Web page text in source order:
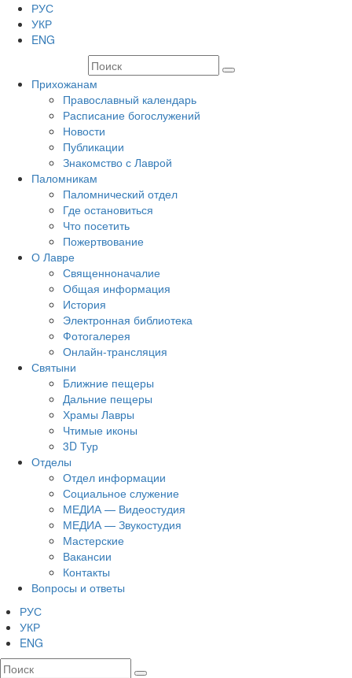
РУС
УКР
ENG
Прихожанам
Православный календарь
Расписание богослужений
Новости
Публикации
Знакомство с Лаврой
Паломникам
Паломнический отдел
Где остановиться
Что посетить
Пожертвование
О Лавре
Священноначалие
Общая информация
История
Электронная библиотека
Фотогалерея
Онлайн-трансляция
Святыни
Ближние пещеры
Дальние пещеры
Храмы Лавры
Чтимые иконы
3D Тур
Отделы
Отдел информации
Социальное служение
МЕДИА — Видеостудия
МЕДИА — Звукостудия
Мастерские
Вакансии
Контакты
Вопросы и ответы
РУС
УКР
ENG